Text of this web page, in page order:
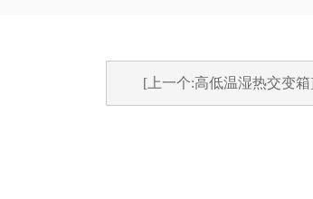
[上一个:高低温湿热交变箱]